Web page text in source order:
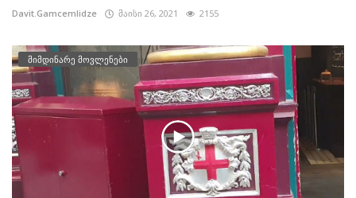
Davit.Gamcemlidze მაისი 26, 2021 2155
მიმდინარე მოვლენები